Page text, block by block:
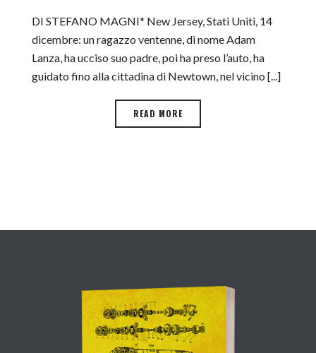
DI STEFANO MAGNI* New Jersey, Stati Uniti, 14
dicembre: un ragazzo ventenne, di nome Adam
Lanza, ha ucciso suo padre, poi ha preso l’auto, ha
guidato fino alla cittadina di Newtown, nel vicino [...]
READ MORE